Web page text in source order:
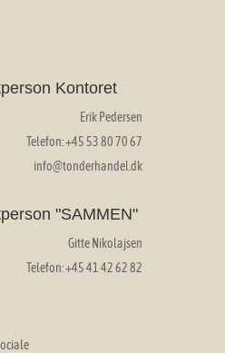
Kontoret
Erik Pedersen
Telefon: +45 53 80 70 67
info@tonderhandel.dk
"SAMMEN"
Gitte Nikolajsen
Telefon: +45 41 42 62 82